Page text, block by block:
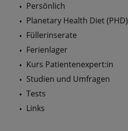
Persönlich
Planetary Health Diet (PHD)
Füllerinserate
Ferienlager
Kurs Patientenexpert:in
Studien und Umfragen
Tests
Links